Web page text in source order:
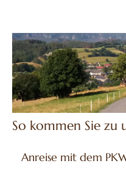
So kommen Sie zu
Anreise mit dem